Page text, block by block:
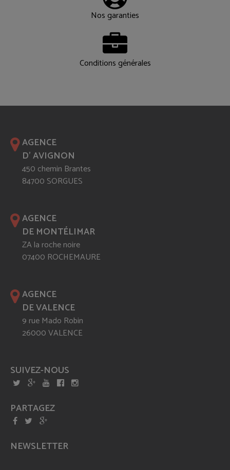
Nos garanties
Conditions générales
AGENCE
D' AVIGNON
450 chemin Brantes
84700 SORGUES
AGENCE
DE MONTÉLIMAR
ZA la roche noire
07400 ROCHEMAURE
AGENCE
DE VALENCE
9 rue Mado Robin
26000 VALENCE
SUIVEZ-NOUS
PARTAGEZ
NEWSLETTER